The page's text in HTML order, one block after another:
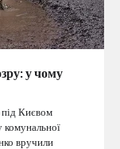
у чому
Києвом
комунальної
вручили